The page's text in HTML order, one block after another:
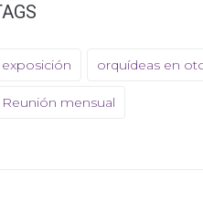
exposición orquídeas en
Reunión mensual